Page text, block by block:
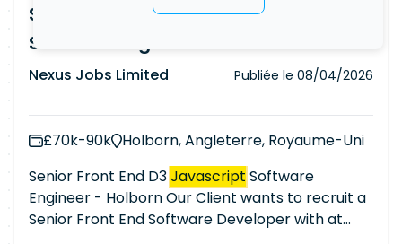
Senior Front End D3Javascript
Software Engineer - Holborn
Nexus Jobs Limited Publiée le 08/04/2026
£70k-90k Holborn, Angleterre, Royaume-Uni
Senior Front End D3Javascript Software
Engineer - Holborn Our Client wants to recruit a
Senior Front End Software Developer with at